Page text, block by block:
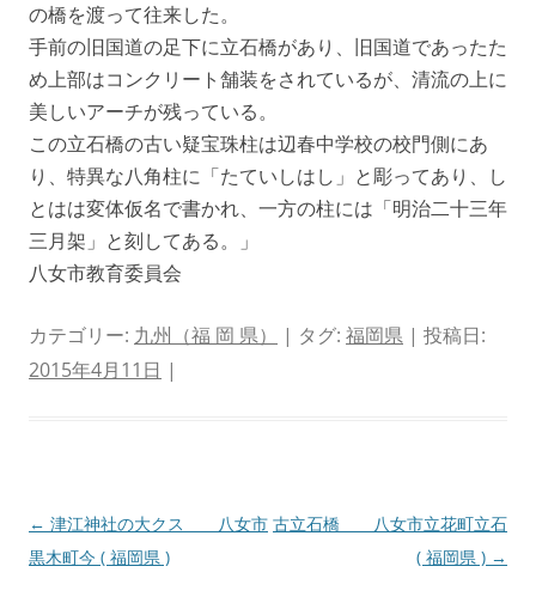
の橋を渡って往来した。
手前の旧国道の足下に立石橋があり、旧国道であったた
め上部はコンクリート舗装をされているが、清流の上に
美しいアーチが残っている。
この立石橋の古い疑宝珠柱は辺春中学校の校門側にあ
り、特異な八角柱に「たていしはし」と彫ってあり、し
とはは変体仮名で書かれ、一方の柱には「明治二十三年
三月架」と刻してある。」
八女市教育委員会
カテゴリー: 九州（福 岡 県） | タグ: 福岡県 | 投稿日:
2015年4月11日 |
投
稿
← 津江神社の大クス 八女市
黒木町今 ( 福岡県 )
古立石橋 八女市立花町立石
( 福岡県 ) →